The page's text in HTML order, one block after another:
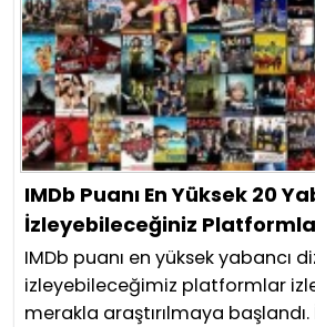
IMDb Puanı En Yüksek 20
İzleyebileceğiniz
IMDb puanı en yüksek yabancı
izleyebileceğimiz platformlar
merakla araştırılmaya başlandı.